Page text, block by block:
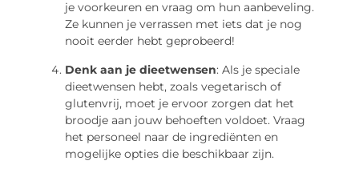
je voorkeuren en vraag om hun aanbeveling.
Ze kunnen je verrassen met iets dat je nog
nooit eerder hebt geprobeerd!
Denk aan je dieetwensen: Als je speciale
dieetwensen hebt, zoals vegetarisch of
glutenvrij, moet je ervoor zorgen dat het
broodje aan jouw behoeften voldoet. Vraag
het personeel naar de ingrediënten en
mogelijke opties die beschikbaar zijn.